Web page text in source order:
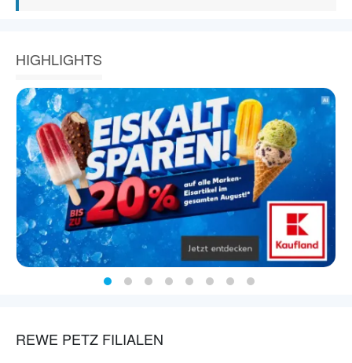
HIGHLIGHTS
REWE PETZ FILIALEN